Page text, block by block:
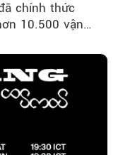
chính thức
10.500 vận